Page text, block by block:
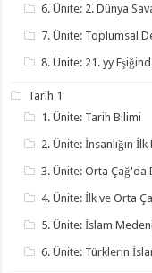
6. Ünite: 2. Dünya
7. Ünite: Toplumsal
8. Ünite: 21. yy
Tarih 1
1. Ünite: Tarih Bilimi
2. Ünite: İnsanlığın
3. Ünite: Orta Çağ'da
4. Ünite: İlk ve Orta
5. Ünite: İslam
6. Ünite: Türklerin